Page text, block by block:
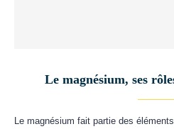
Le magnésium, ses
Le magnésium fait partie des